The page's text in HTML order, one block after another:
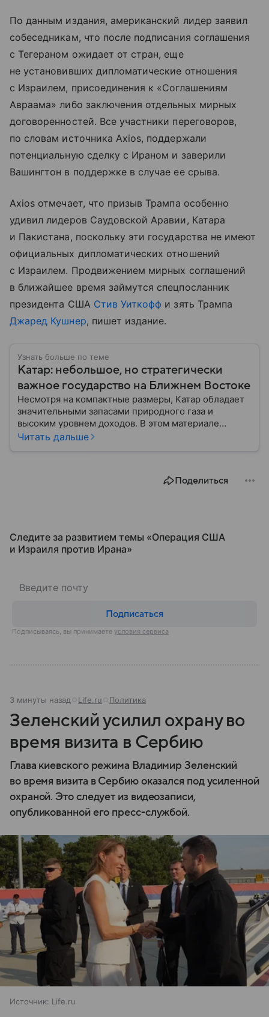
По данным издания, американский лидер заявил
собеседникам, что после подписания соглашения
с Тегераном ожидает от стран, еще
не установивших дипломатические отношения
с Израилем, присоединения к «Соглашениям
Авраама» либо заключения отдельных мирных
договоренностей. Все участники переговоров,
по словам источника Axios, поддержали
потенциальную сделку с Ираном и заверили
Вашингтон в поддержке в случае ее срыва.
Axios отмечает, что призыв Трампа особенно
удивил лидеров Саудовской Аравии, Катара
и Пакистана, поскольку эти государства не имеют
официальных дипломатических отношений
с Израилем. Продвижением мирных соглашений
в ближайшее время займутся спецпосланник
президента США Стив Уиткофф и зять Трампа
Джаред Кушнер, пишет издание.
Узнать больше по теме
Катар: небольшое, но стратегически
важное государство на Ближнем Востоке
Несмотря на компактные размеры, Катар обладает
значительными запасами природного газа и
высоким уровнем доходов. В этом материале
разбираем, что из себя представляет это
Читать дальше
Поделиться
Следите за развитием темы «Операция США
и Израиля против Ирана»
Подписаться
Подписываясь, вы принимаете условия сервиса
3 минуты назад Life.ru Политика
Зеленский усилил охрану во
время визита в Сербию
Глава киевского режима Владимир Зеленский
во время визита в Сербию оказался под усиленной
охраной. Это следует из видеозаписи,
опубликованной его пресс-службой.
Источник: Life.ru